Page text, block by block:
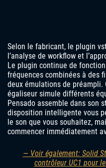
Selon le fabricant, le plugin
l’analyse de workflow et
Le plugin continue de
fréquences combinées à des
deux émulations de
égaliseur simule différents
Pensado assemble dans son
disposition intelligente vous
le son que vous souhaitez,
commencer immédiatement
— Voir également: Solid
contrôleur UC1 pour